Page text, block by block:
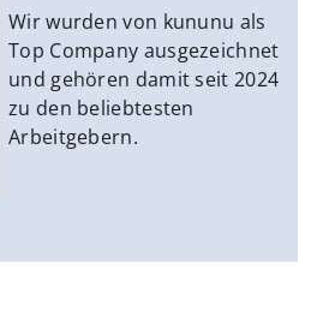
Wir wurden von kununu als
Top Company ausgezeichnet
und gehören damit seit 2024
zu den beliebtesten
Arbeitgebern.